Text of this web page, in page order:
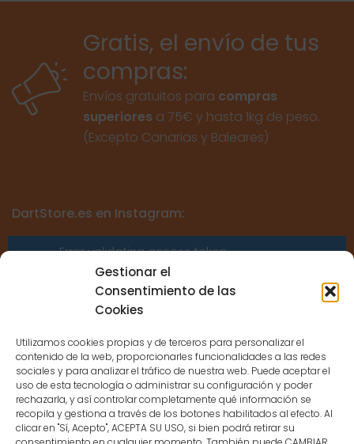
Gestionar el
Consentimiento de las
Cookies
Utilizamos cookies propias y de terceros para personalizar el
contenido de la web, proporcionarles funcionalidades a las redes
sociales y para analizar el tráfico de nuestra web. Puede aceptar el
uso de esta tecnología o administrar su configuración y poder
rechazarla, y así controlar completamente qué información se
recopila y gestiona a través de los botones habilitados al efecto. Al
clicar en "Sí, Acepto", ACEPTA SU USO, si bien podrá retirar su
Gratis, el envío de tus
compras:
Envíos gratuitos para compras
superiores a 75€ y hasta 1kg de peso.
(Excepto Canarias y Baleares)
DartStore.es en Instagram:
Error validating access token:
Sessions for the user are not allowed
because the user is not a confirmed
CONTACTO